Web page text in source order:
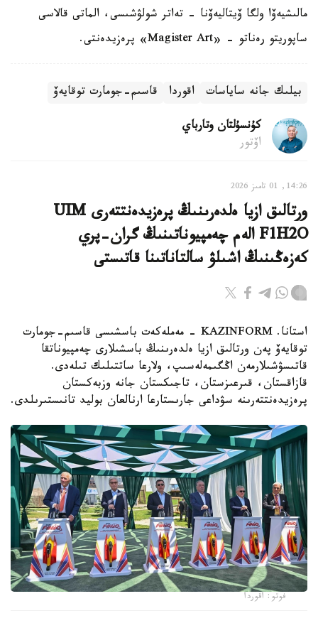
مالىشيەۆا ولگا ۆيتاليەۆنا - تەاتر شولۋشىسى، الماتى قالاسى
ساپوريتو رەناتو - «Magister Art» پرەزيدەنتى.
بيلىك جانە ساياسات اقوردا قاسىم-جومارت توقايەۆ
كۇنسۇلتان وتارباي
اۆتور
14:26, 01 تامىز 2026
ورتالىق ازيا ەلدەرىنىڭ پرەزيدەنتتەرى UIM
F1H2O الەم چەمپيوناتىنىڭ گران-پري
كەزەڭىنىڭ اشىلۋ سالتاناتىنا قاتىستى
استانا. KAZINFORM - مەملەكەت باسشىسى قاسىم-جومارت
توقايەۆ پەن ورتالىق ازيا ەلدەرىنىڭ باسشىلارى چەمپيوناتقا
قاتىسۋشىلارمەن اڭگىمەلەسىپ، ولارعا ساتتىلىك تىلەدى.
قازاقستان، قىرعىزستان، تاجىكستان جانە وزبەكستان
پرەزيدەنتتەرىنە سۋداعى جارىستارعا ارنالعان بوليد تانىستىرىلدى.
فوتو: اقوردا